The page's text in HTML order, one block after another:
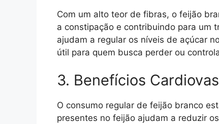
Com um alto teor de fibras, o feijão
a constipação e contribuindo para um
ajudam a regular os níveis de açúcar
útil para quem busca perder ou
3. Benefícios
O consumo regular de feijão branco
presentes no feijão ajudam a reduzir